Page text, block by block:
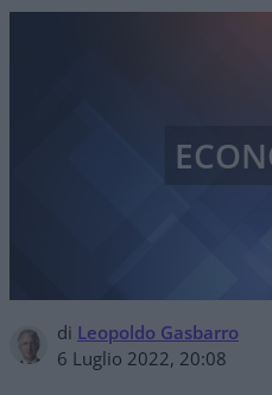
di Leopoldo Gasbarro
6 Luglio 2022, 20:08